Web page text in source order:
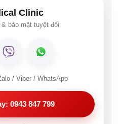
Clinic
bảo mật tuyệt đối
/ Viber / WhatsApp
0943 847 799